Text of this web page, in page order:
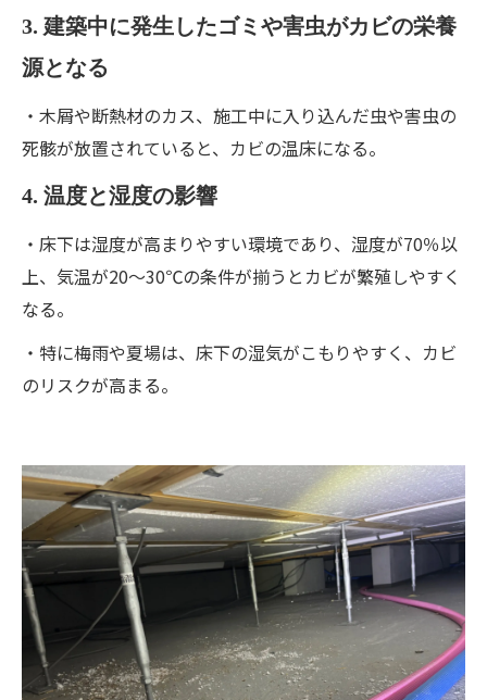
3. 建築中に発生したゴミや害虫がカビの栄養
源となる
・木屑や断熱材のカス、施工中に入り込んだ虫や害虫の
死骸が放置されていると、カビの温床になる。
4. 温度と湿度の影響
・床下は湿度が高まりやすい環境であり、湿度が70％以
上、気温が20～30℃の条件が揃うとカビが繁殖しやすく
なる。
・特に梅雨や夏場は、床下の湿気がこもりやすく、カビ
のリスクが高まる。